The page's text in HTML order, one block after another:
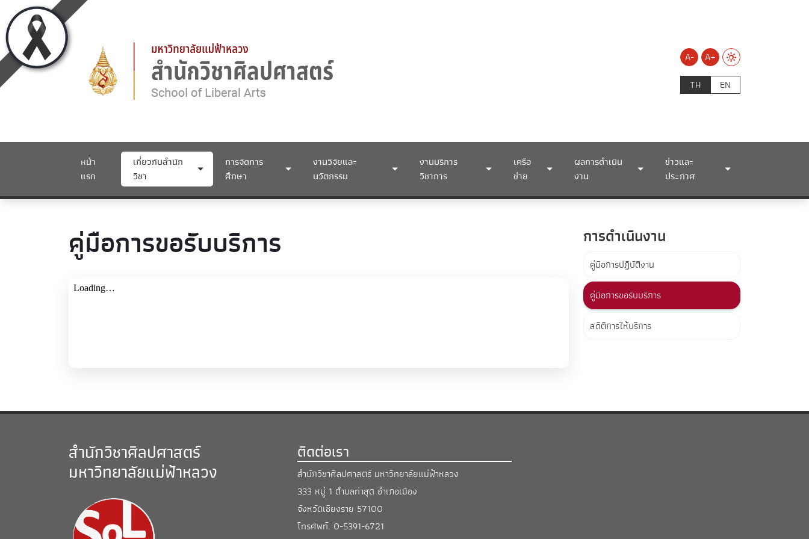
A-
A+
TH
EN
หน้า
แรก
เกี่ยวกับสำนัก
วิชา
การจัดการ
ศึกษา
งานวิจัยและ
นวัตกรรม
งานบริการ
วิชาการ
เครือ
ข่าย
ผลการดำเนิน
งาน
ข่าวและ
ประกาศ
คู่มือการขอรับบริการ การดำเนินงาน
คู่มือการปฏิบัติงาน
คู่มือการขอรับบริการ
สถิติการให้บริการ
สำนักวิชาศิลปศาสตร์
มหาวิทยาลัยแม่ฟ้าหลวง
ติดต่อเรา
สำนักวิชาศิลปศาสตร์ มหาวิทยาลัยแม่ฟ้าหลวง
333 หมู่ 1 ตำบลท่าสุด อำเภอเมือง
จังหวัดเชียงราย 57100
โทรศัพท์. 0-5391-6721